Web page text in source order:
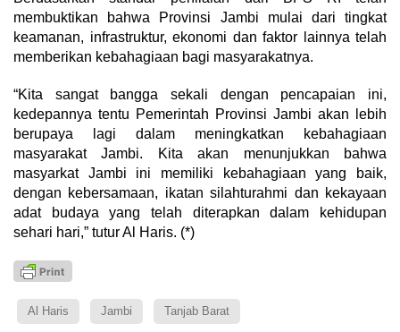
membuktikan bahwa Provinsi Jambi mulai dari tingkat
keamanan, infrastruktur, ekonomi dan faktor lainnya telah
memberikan kebahagiaan bagi masyarakatnya.
“Kita sangat bangga sekali dengan pencapaian ini,
kedepannya tentu Pemerintah Provinsi Jambi akan lebih
berupaya lagi dalam meningkatkan kebahagiaan
masyarakat Jambi. Kita akan menunjukkan bahwa
masyarkat Jambi ini memiliki kebahagiaan yang baik,
dengan kebersamaan, ikatan silahturahmi dan kekayaan
adat budaya yang telah diterapkan dalam kehidupan
sehari hari,” tutur Al Haris. (*)
Al Haris Jambi Tanjab Barat